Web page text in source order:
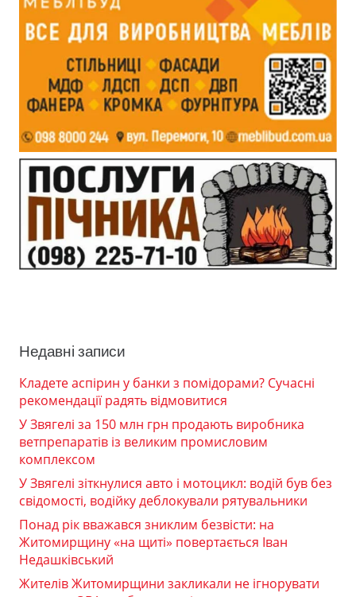
Недавні записи
Кладете аспірин у банки з помідорами? Сучасні
рекомендації радять відмовитися
У Звягелі за 150 млн грн продають виробника
ветпрепаратів із великим промисловим
комплексом
У Звягелі зіткнулися авто і мотоцикл: водій був без
свідомості, водійку деблокували рятувальники
Понад рік вважався зниклим безвісти: на
Житомирщину «на щиті» повертається Іван
Недашківський
Жителів Житомирщини закликали не ігнорувати